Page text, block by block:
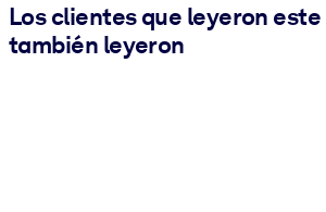
Los clientes que leyeron
también leyeron